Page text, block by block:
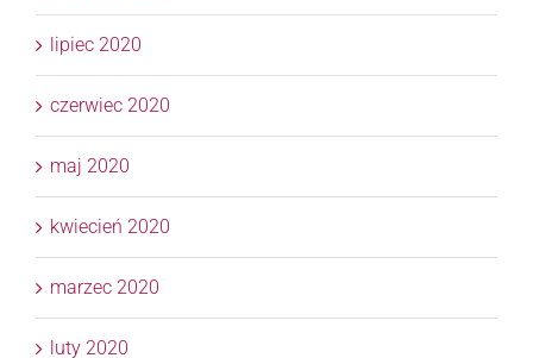
lipiec 2020
czerwiec 2020
maj 2020
kwiecień 2020
marzec 2020
luty 2020